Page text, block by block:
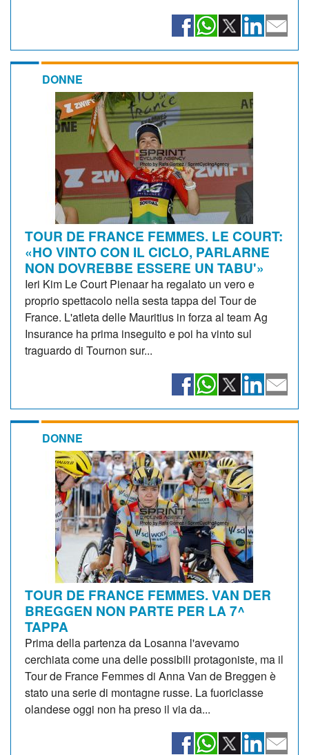
DONNE
TOUR DE FRANCE FEMMES. LE COURT:
«HO VINTO CON IL CICLO, PARLARNE
NON DOVREBBE ESSERE UN TABU'»
Ieri Kim Le Court Pienaar ha regalato un vero e
proprio spettacolo nella sesta tappa del Tour de
France. L'atleta delle Mauritius in forza al team Ag
Insurance ha prima inseguito e poi ha vinto sul
traguardo di Tournon sur...
DONNE
TOUR DE FRANCE FEMMES. VAN DER
BREGGEN NON PARTE PER LA 7^
TAPPA
Prima della partenza da Losanna l'avevamo
cerchiata come una delle possibili protagoniste, ma il
Tour de France Femmes di Anna Van de Breggen è
stato una serie di montagne russe. La fuoriclasse
olandese oggi non ha preso il via da...